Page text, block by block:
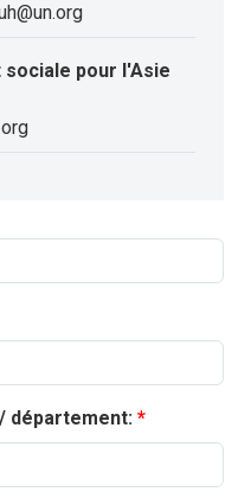
pour l'Asie
département: